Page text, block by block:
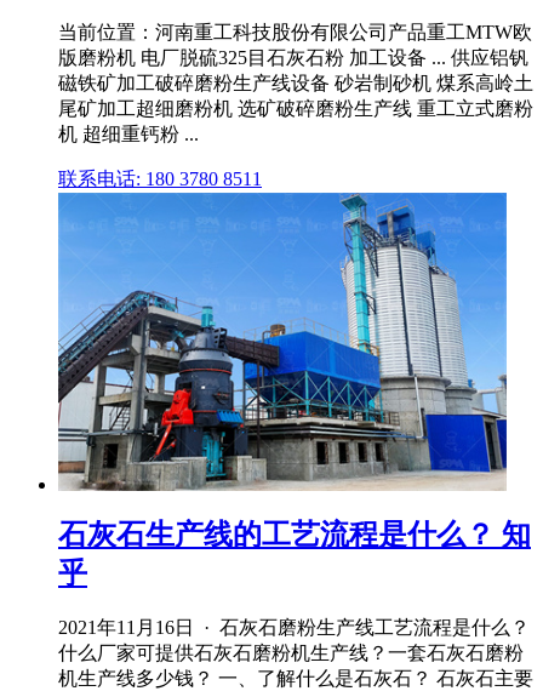
当前位置：河南重工科技股份有限公司产品重工MTW欧
版磨粉机 电厂脱硫325目石灰石粉 加工设备 ... 供应铝钒
磁铁矿加工破碎磨粉生产线设备 砂岩制砂机 煤系高岭土
尾矿加工超细磨粉机 选矿破碎磨粉生产线 重工立式磨粉
机 超细重钙粉 ...
联系电话: 180 3780 8511
石灰石生产线的工艺流程是什么？ 知
乎
2021年11月16日 · 石灰石磨粉生产线工艺流程是什么？
什么厂家可提供石灰石磨粉机生产线？一套石灰石磨粉
机生产线多少钱？ 一、了解什么是石灰石？ 石灰石主要